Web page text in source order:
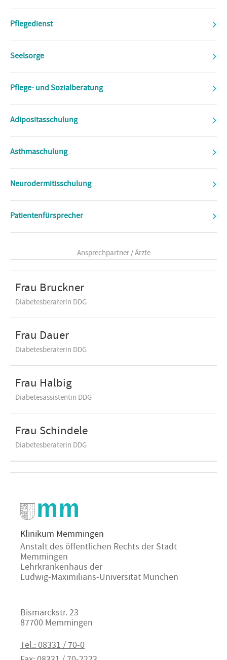
Pflegedienst
Seelsorge
Pflege- und Sozialberatung
Adipositasschulung
Asthmaschulung
Neurodermitisschulung
Patientenfürsprecher
Ansprechpartner / Ärzte
Frau Bruckner
Diabetesberaterin DDG
Frau Dauer
Diabetesberaterin DDG
Frau Halbig
Diabetesassistentin DDG
Frau Schindele
Diabetesberaterin DDG
Klinikum Memmingen
Anstalt des öffentlichen Rechts der Stadt
Memmingen
Lehrkrankenhaus der
Ludwig-Maximilians-Universität München
Bismarckstr. 23
87700 Memmingen
Tel.: 08331 / 70-0